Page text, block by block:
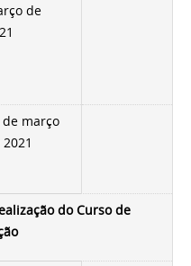
de
de março
do Curso de